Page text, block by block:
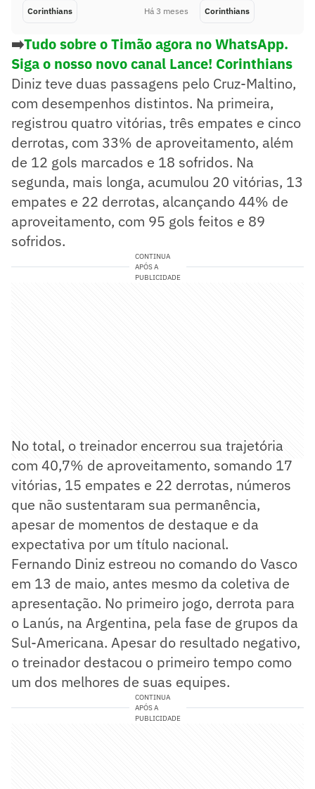
Corinthians Há 3 meses Corinthians
➡️Tudo sobre o Timão agora no WhatsApp.
Siga o nosso novo canal Lance! Corinthians
Diniz teve duas passagens pelo Cruz-Maltino,
com desempenhos distintos. Na primeira,
registrou quatro vitórias, três empates e cinco
derrotas, com 33% de aproveitamento, além
de 12 gols marcados e 18 sofridos. Na
segunda, mais longa, acumulou 20 vitórias, 13
empates e 22 derrotas, alcançando 44% de
aproveitamento, com 95 gols feitos e 89
sofridos.
CONTINUA
APÓS A
PUBLICIDADE
No total, o treinador encerrou sua trajetória
com 40,7% de aproveitamento, somando 17
vitórias, 15 empates e 22 derrotas, números
que não sustentaram sua permanência,
apesar de momentos de destaque e da
expectativa por um título nacional.
Fernando Diniz estreou no comando do Vasco
em 13 de maio, antes mesmo da coletiva de
apresentação. No primeiro jogo, derrota para
o Lanús, na Argentina, pela fase de grupos da
Sul-Americana. Apesar do resultado negativo,
o treinador destacou o primeiro tempo como
um dos melhores de suas equipes.
CONTINUA
APÓS A
PUBLICIDADE